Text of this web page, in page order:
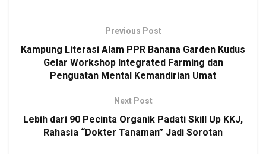
Previous Post
Kampung Literasi Alam PPR Banana Garden Kudus
Gelar Workshop Integrated Farming dan
Penguatan Mental Kemandirian Umat
Next Post
Lebih dari 90 Pecinta Organik Padati Skill Up KKJ,
Rahasia “Dokter Tanaman” Jadi Sorotan